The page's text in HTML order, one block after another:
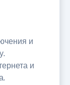
и
и